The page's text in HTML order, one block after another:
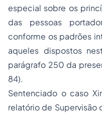
especial sobre os
das pessoas
conforme os padrões
aqueles dispostos
parágrafo 250 da
84).
Sentenciado o caso
relatório de